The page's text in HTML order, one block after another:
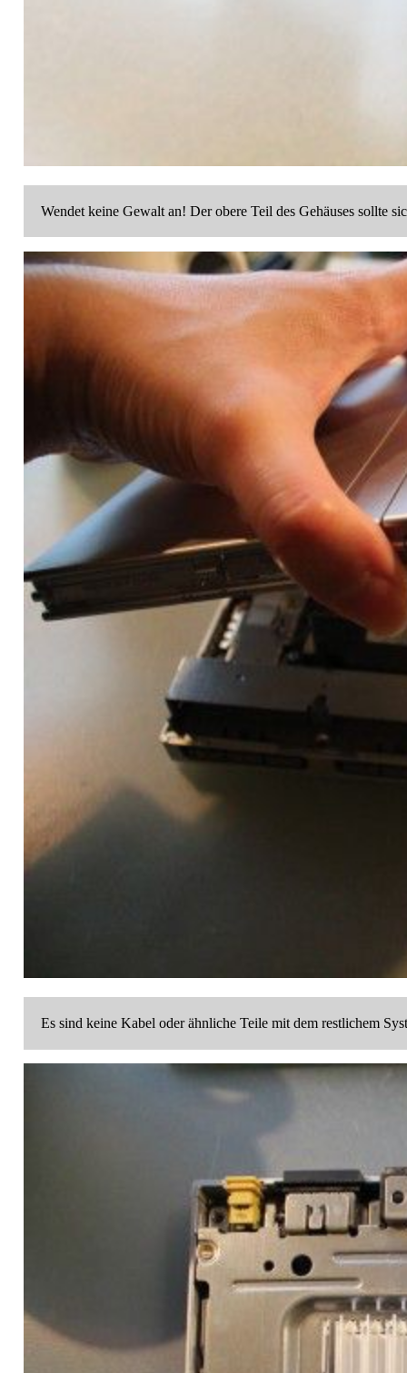
Wendet keine Gewalt an! Der obere Teil des Gehäuses sollte
Es sind keine Kabel oder ähnliche Teile mit dem restlichem